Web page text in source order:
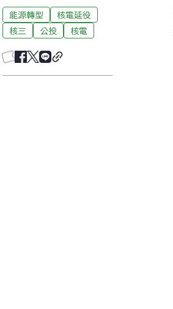
能源轉型
核電延役
核三
公投 核電